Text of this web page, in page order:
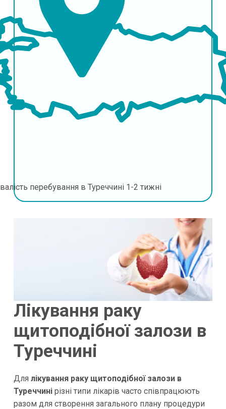
перебування в Туреччині 1-2 тижні
Лікування раку
щитоподібної залози в
Туреччині
Для лікування раку щитоподібної залози в
Туреччинірізні типи лікарів часто співпрацюють
разом для створення загального плану процедури